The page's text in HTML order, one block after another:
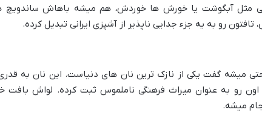
مثل آبگوشت یا خورش ها خوردش، هم میشه باهاش ساندویچ
رو به یه جزء جدایی ناپذیر از آشپزی ایرانی تبدیل کرده.
و حتی میشه گفت یکی از نازک ترین نان های دنیاست. این نان به
رو به عنوان میراث فرهنگی ناملموس ثبت کرده. لواش بافت
میشه.